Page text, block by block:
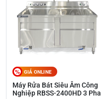
GIÁ ONLINE
Máy Rửa Bát Siêu Âm Công
Nghiệp RBSS-2400HD 3 Pha